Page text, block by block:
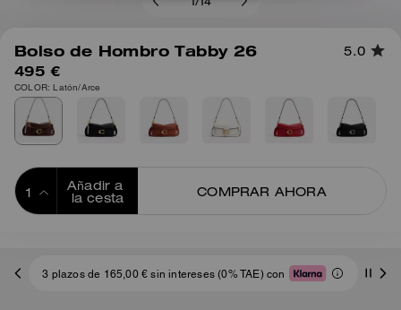
/ 14
Bolso de Hombro Tabby 26 5.0
495 €
COLOR: Latón/Arce
Añadir a
la cesta
COMPRAR AHORA
3 plazos de 165,00 € sin intereses (0% TAE) con